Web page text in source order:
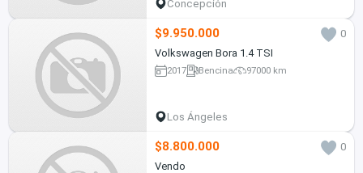
Concepción
$9.950.000
0
Volkswagen Bora 1.4 TSI
2017 Bencina 97000 km
Los Ángeles
$8.800.000
0
Vendo